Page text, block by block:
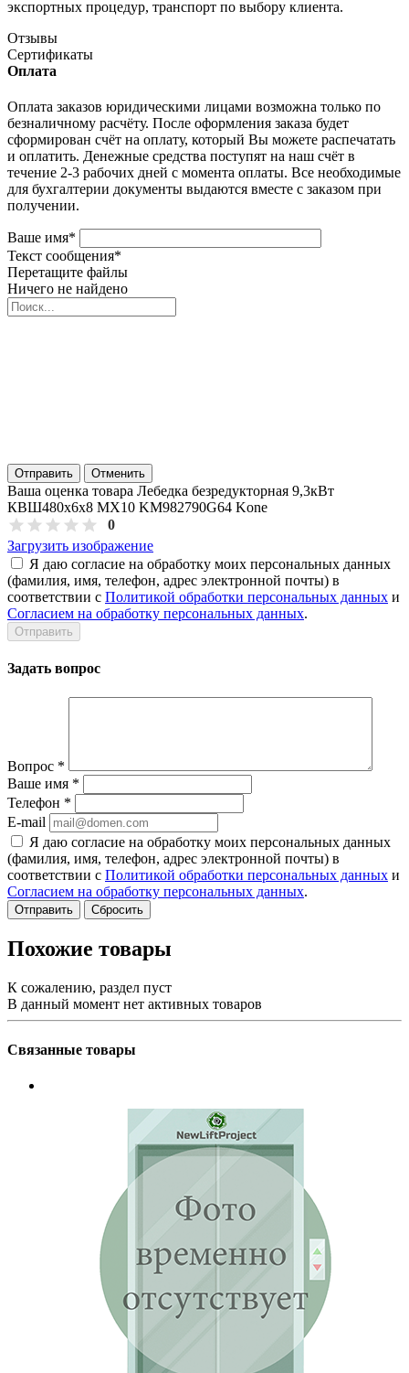
экспортных процедур, транспорт по выбору клиента.
Отзывы
Сертификаты
Оплата
Оплата заказов юридическими лицами возможна только по
безналичному расчёту. После оформления заказа будет
сформирован счёт на оплату, который Вы можете распечатать
и оплатить. Денежные средства поступят на наш счёт в
течение 2-3 рабочих дней с момента оплаты. Все необходимые
для бухгалтерии документы выдаются вместе с заказом при
получении.
Ваше имя*
Текст сообщения*
Перетащите файлы
Ничего не найдено
Отправить Отменить
Ваша оценка товара Лебедка безредукторная 9,3кВт
КВШ480х6х8 MX10 KM982790G64 Kone
0
Загрузить изображение
Я даю согласие на обработку моих персональных данных
(фамилия, имя, телефон, адрес электронной почты) в
соответствии с Политикой обработки персональных данных и
Согласием на обработку персональных данных.
Задать вопрос
Вопрос *
Ваше имя *
Телефон *
E-mail
Я даю согласие на обработку моих персональных данных
(фамилия, имя, телефон, адрес электронной почты) в
соответствии с Политикой обработки персональных данных и
Согласием на обработку персональных данных.
Сбросить
Похожие товары
К сожалению, раздел пуст
В данный момент нет активных товаров
Связанные товары